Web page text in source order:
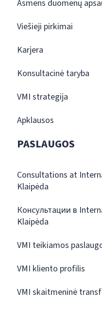
Asmens duomenų
Viešieji pirkimai
Karjera
Konsultacinė taryba
VMI strategija
Apklausos
PASLAUGOS
Consultations at
Klaipėda
Консультации в
Klaipėda
VMI teikiamos
VMI kliento profilis
VMI skaitmeninė